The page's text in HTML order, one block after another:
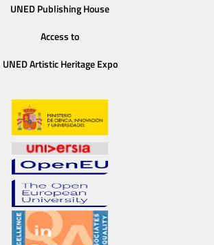
UNED Publishing House
Access to
UNED Artistic Heritage Expo